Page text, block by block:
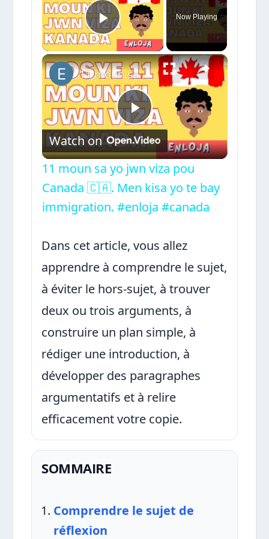
Play Video
Now Playing
×
Play
Video
11 moun sa yo jwn viza pou Canada 🇨🇦. Men kisa yo te bay immigration. #enloja #canada
Watch on
11 moun sa yo jwn viza pou
Canada 🇨🇦. Men kisa yo te bay
immigration. #enloja #canada
Dans cet article, vous allez
apprendre à comprendre le sujet,
à éviter le hors-sujet, à trouver
deux ou trois arguments, à
construire un plan simple, à
rédiger une introduction, à
développer des paragraphes
argumentatifs et à relire
efficacement votre copie.
SOMMAIRE
Comprendre le sujet de
réflexion